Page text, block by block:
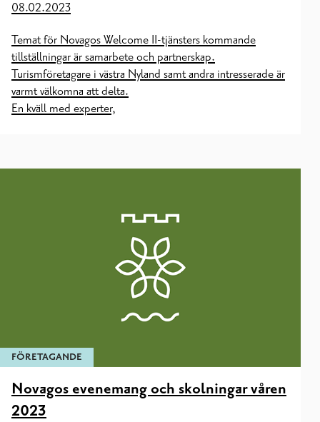
08.02.2023
Temat för Novagos Welcome II-tjänsters kommande
tillställningar är samarbete och partnerskap.
Turismföretagare i västra Nyland samt andra intresserade är
varmt välkomna att delta.
En kväll med experter,
FÖRETAGANDE
Novagos evenemang och skolningar våren
2023